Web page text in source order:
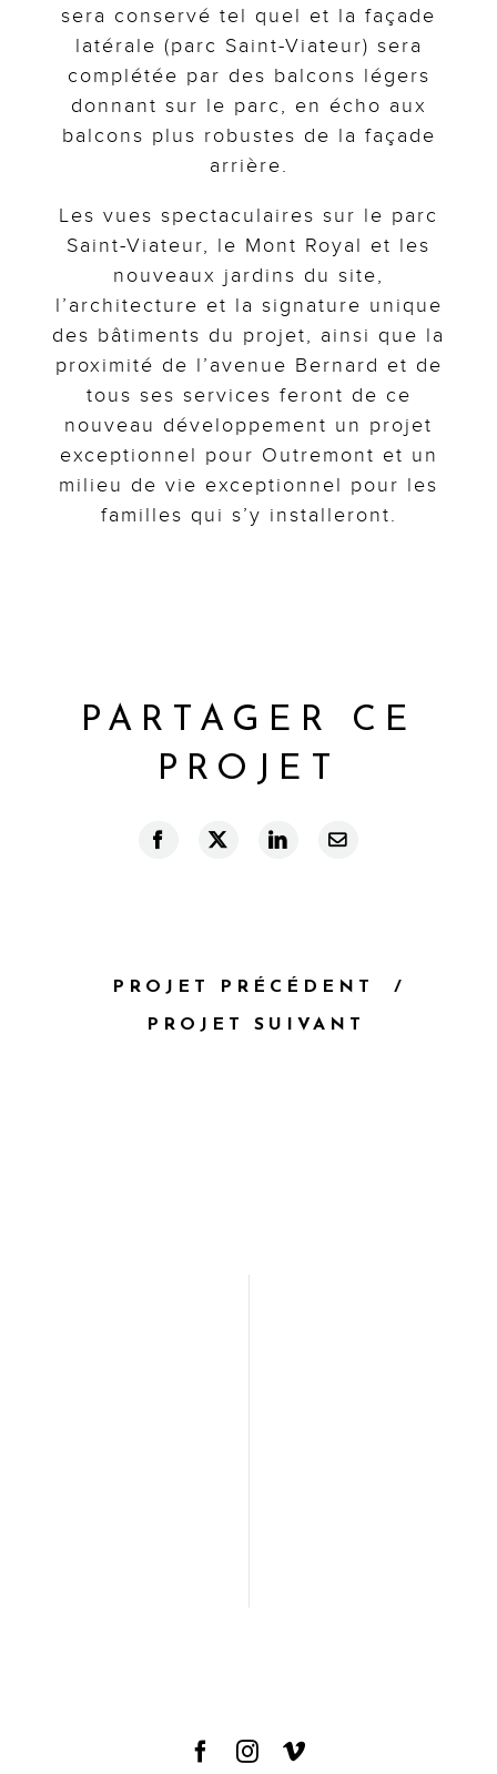
sera conservé tel quel et la façade
latérale (parc Saint-Viateur) sera
complétée par des balcons légers
donnant sur le parc, en écho aux
balcons plus robustes de la façade
arrière.
Les vues spectaculaires sur le parc
Saint-Viateur, le Mont Royal et les
nouveaux jardins du site,
l’architecture et la signature unique
des bâtiments du projet, ainsi que la
proximité de l’avenue Bernard et de
tous ses services feront de ce
nouveau développement un projet
exceptionnel pour Outremont et un
milieu de vie exceptionnel pour les
familles qui s’y installeront.
PARTAGER CE
PROJET
Facebook
X LinkedInCourriel
PROJET PRÉCÉDENT
PROJET SUIVANT